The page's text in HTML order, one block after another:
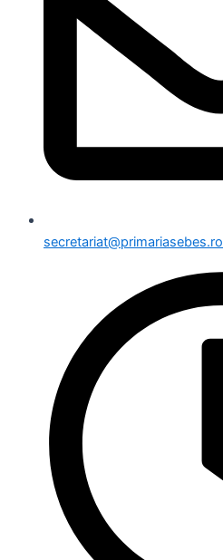
secretariat@primariasebes.ro